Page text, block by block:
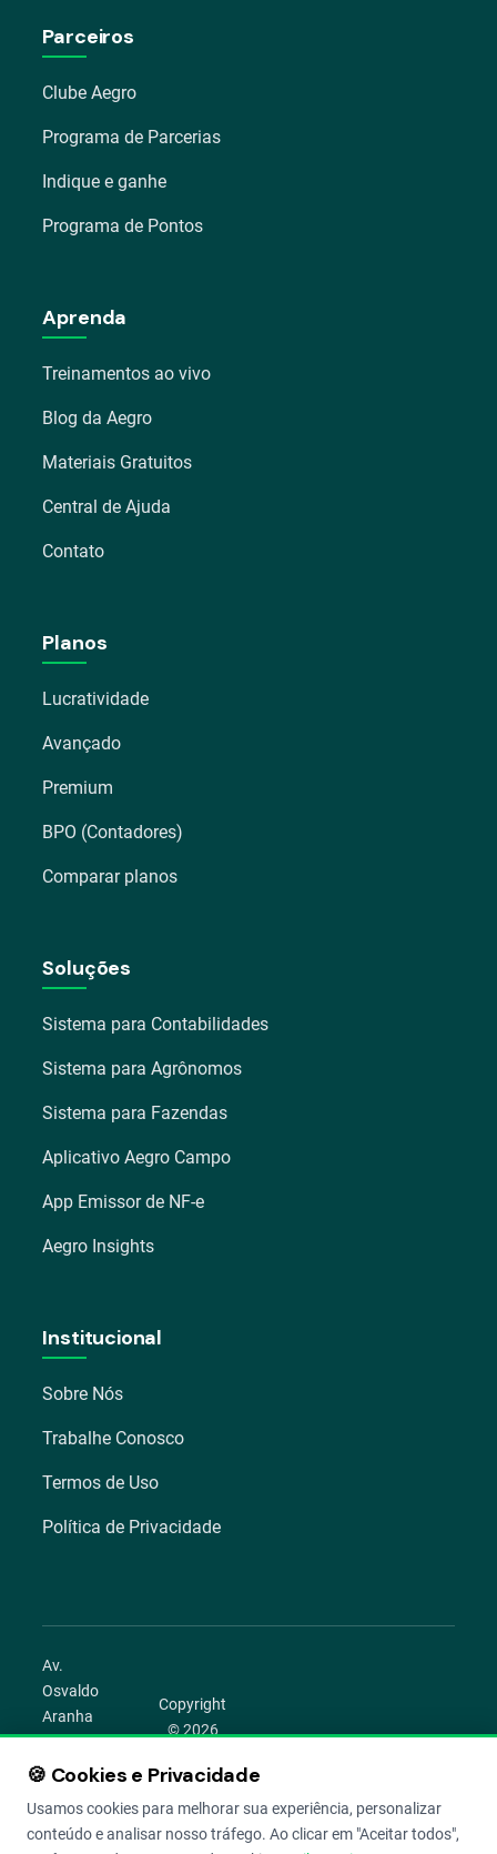
Parceiros
Clube Aegro
Programa de Parcerias
Indique e ganhe
Programa de Pontos
Aprenda
Treinamentos ao vivo
Blog da Aegro
Materiais Gratuitos
Central de Ajuda
Contato
Planos
Lucratividade
Avançado
Premium
BPO (Contadores)
Comparar planos
Soluções
Sistema para Contabilidades
Sistema para Agrônomos
Sistema para Fazendas
Aplicativo Aegro Campo
App Emissor de NF-e
Aegro Insights
Institucional
Sobre Nós
Trabalhe Conosco
Termos de Uso
Política de Privacidade
Av.
Osvaldo
Aranha
1022 –
Bom
Porto
Alegre –
Copyright
© 2026
Todos os
direitos
reservados.
🍪 Cookies e Privacidade
Usamos cookies para melhorar sua experiência, personalizar
conteúdo e analisar nosso tráfego. Ao clicar em "Aceitar todos",